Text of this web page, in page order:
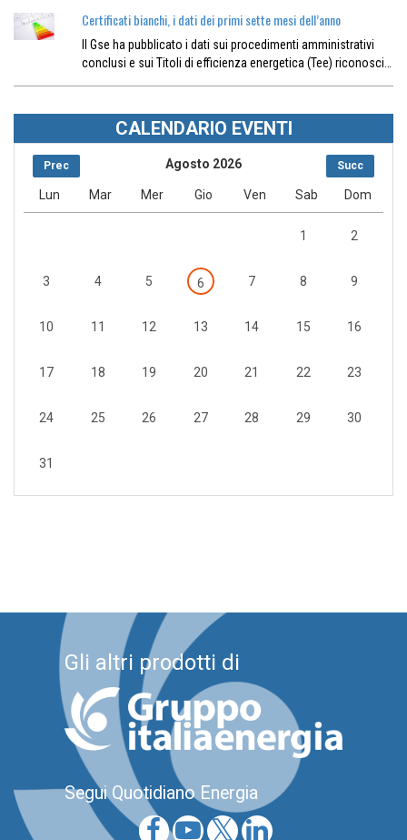
Certificati bianchi, i dati dei primi sette mesi dell’anno
Il Gse ha pubblicato i dati sui procedimenti amministrativi
conclusi e sui Titoli di efficienza energetica (Tee) riconosci…
CALENDARIO EVENTI
Prec Succ
Agosto 2026
Lun Mar Mer Gio Ven Sab Dom
1 2
3 4 5 6 7 8 9
10 11 12 13 14 15 16
17 18 19 20 21 22 23
24 25 26 27 28 29 30
31
Gli altri prodotti di
Segui Quotidiano Energia